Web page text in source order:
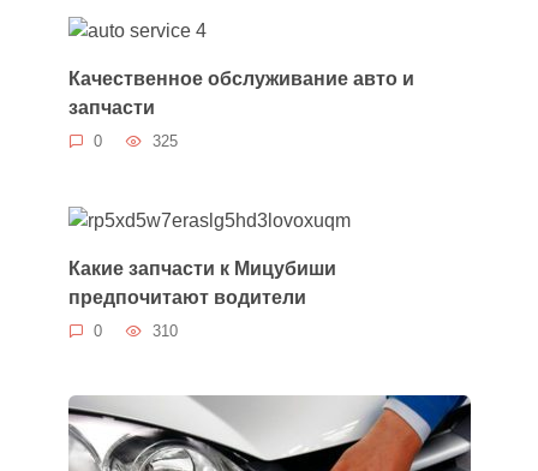
Качественное обслуживание авто и
запчасти
0 325
Какие запчасти к Мицубиши
предпочитают водители
0 310